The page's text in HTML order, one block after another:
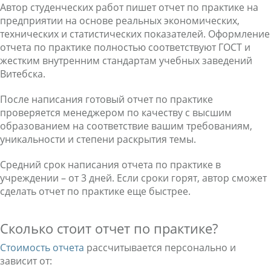
Автор студенческих работ пишет отчет по практике на
предприятии на основе реальных экономических,
технических и статистических показателей. Оформление
отчета по практике полностью соответствуют ГОСТ и
жестким внутренним стандартам учебных заведений
Витебска.
После написания готовый отчет по практике
проверяется менеджером по качеству с высшим
образованием на соответствие вашим требованиям,
уникальности и степени раскрытия темы.
Средний срок написания отчета по практике в
учреждении – от 3 дней. Если сроки горят, автор сможет
сделать отчет по практике еще быстрее.
Сколько стоит отчет по практике?
Стоимость отчета рассчитывается персонально и
зависит от: